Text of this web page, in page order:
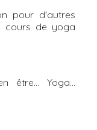
pour d'autres
cours de yoga
être… Yoga…